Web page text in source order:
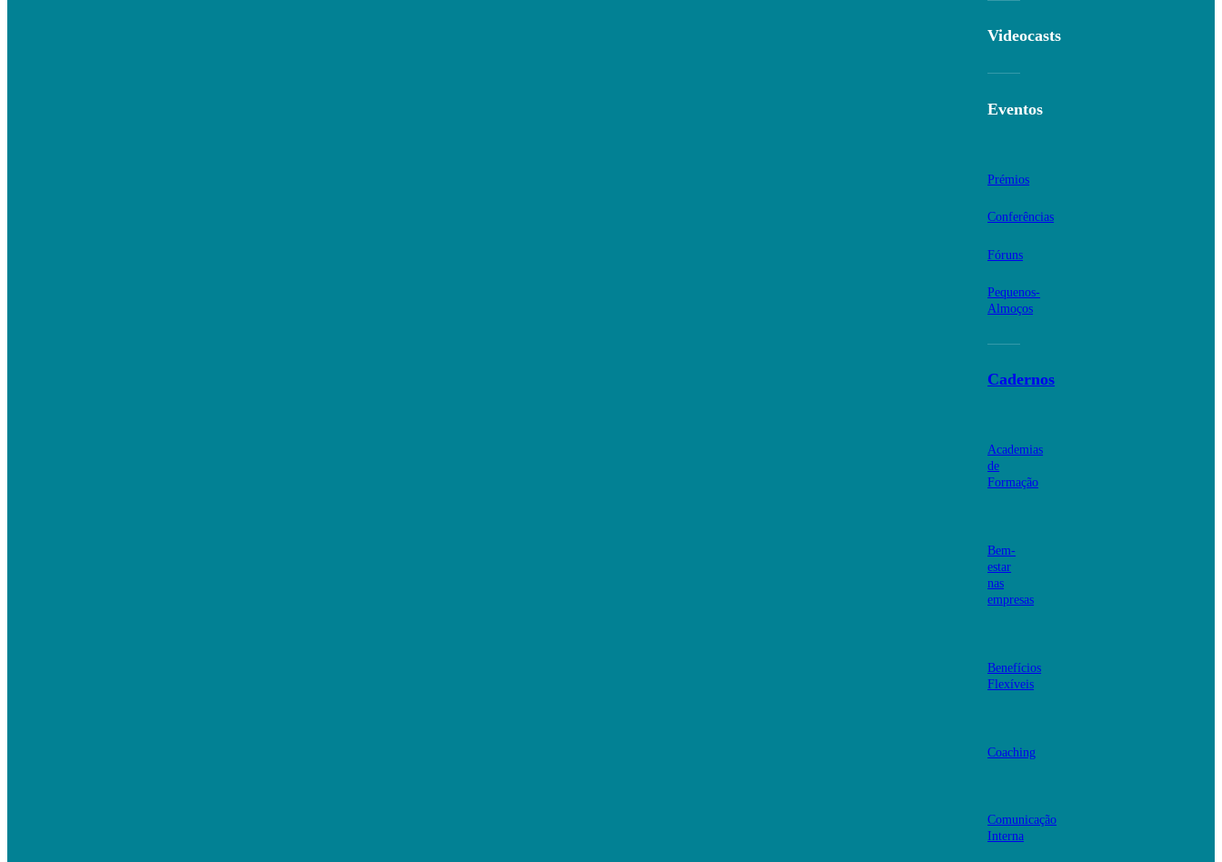
Videocasts
Eventos
Prémios
Conferências
Fóruns
Pequenos-
Almoços
Cadernos
Academias
de
Formação
Bem-
estar
nas
empresas
Benefícios
Flexíveis
Coaching
Comunicação
Interna